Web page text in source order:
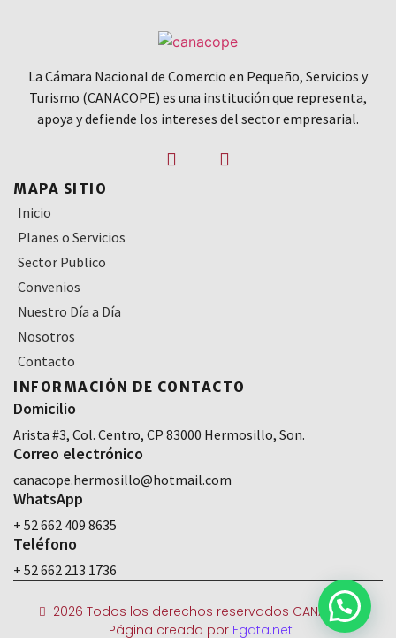
La Cámara Nacional de Comercio en Pequeño, Servicios y
Turismo (CANACOPE) es una institución que representa,
apoya y defiende los intereses del sector empresarial.
MAPA SITIO
Inicio
Planes o Servicios
Sector Publico
Convenios
Nuestro Día a Día
Nosotros
Contacto
INFORMACIÓN DE CONTACTO
Domicilio
Arista #3, Col. Centro, CP 83000 Hermosillo, Son.
Correo electrónico
canacope.hermosillo@hotmail.com
WhatsApp
+ 52 662 409 8635
Teléfono
+ 52 662 213 1736
2026 Todos los derechos reservados CANACOPE
Página creada por Egata.net